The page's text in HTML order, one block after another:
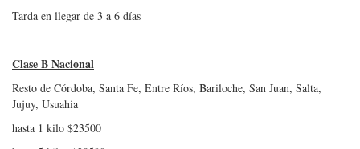
Tarda en llegar de 3 a 6 días
Clase B Nacional
Resto de Córdoba, Santa Fe, Entre Ríos, Bariloche, San Juan, Salta,
Jujuy, Usuahia
hasta 1 kilo $23500